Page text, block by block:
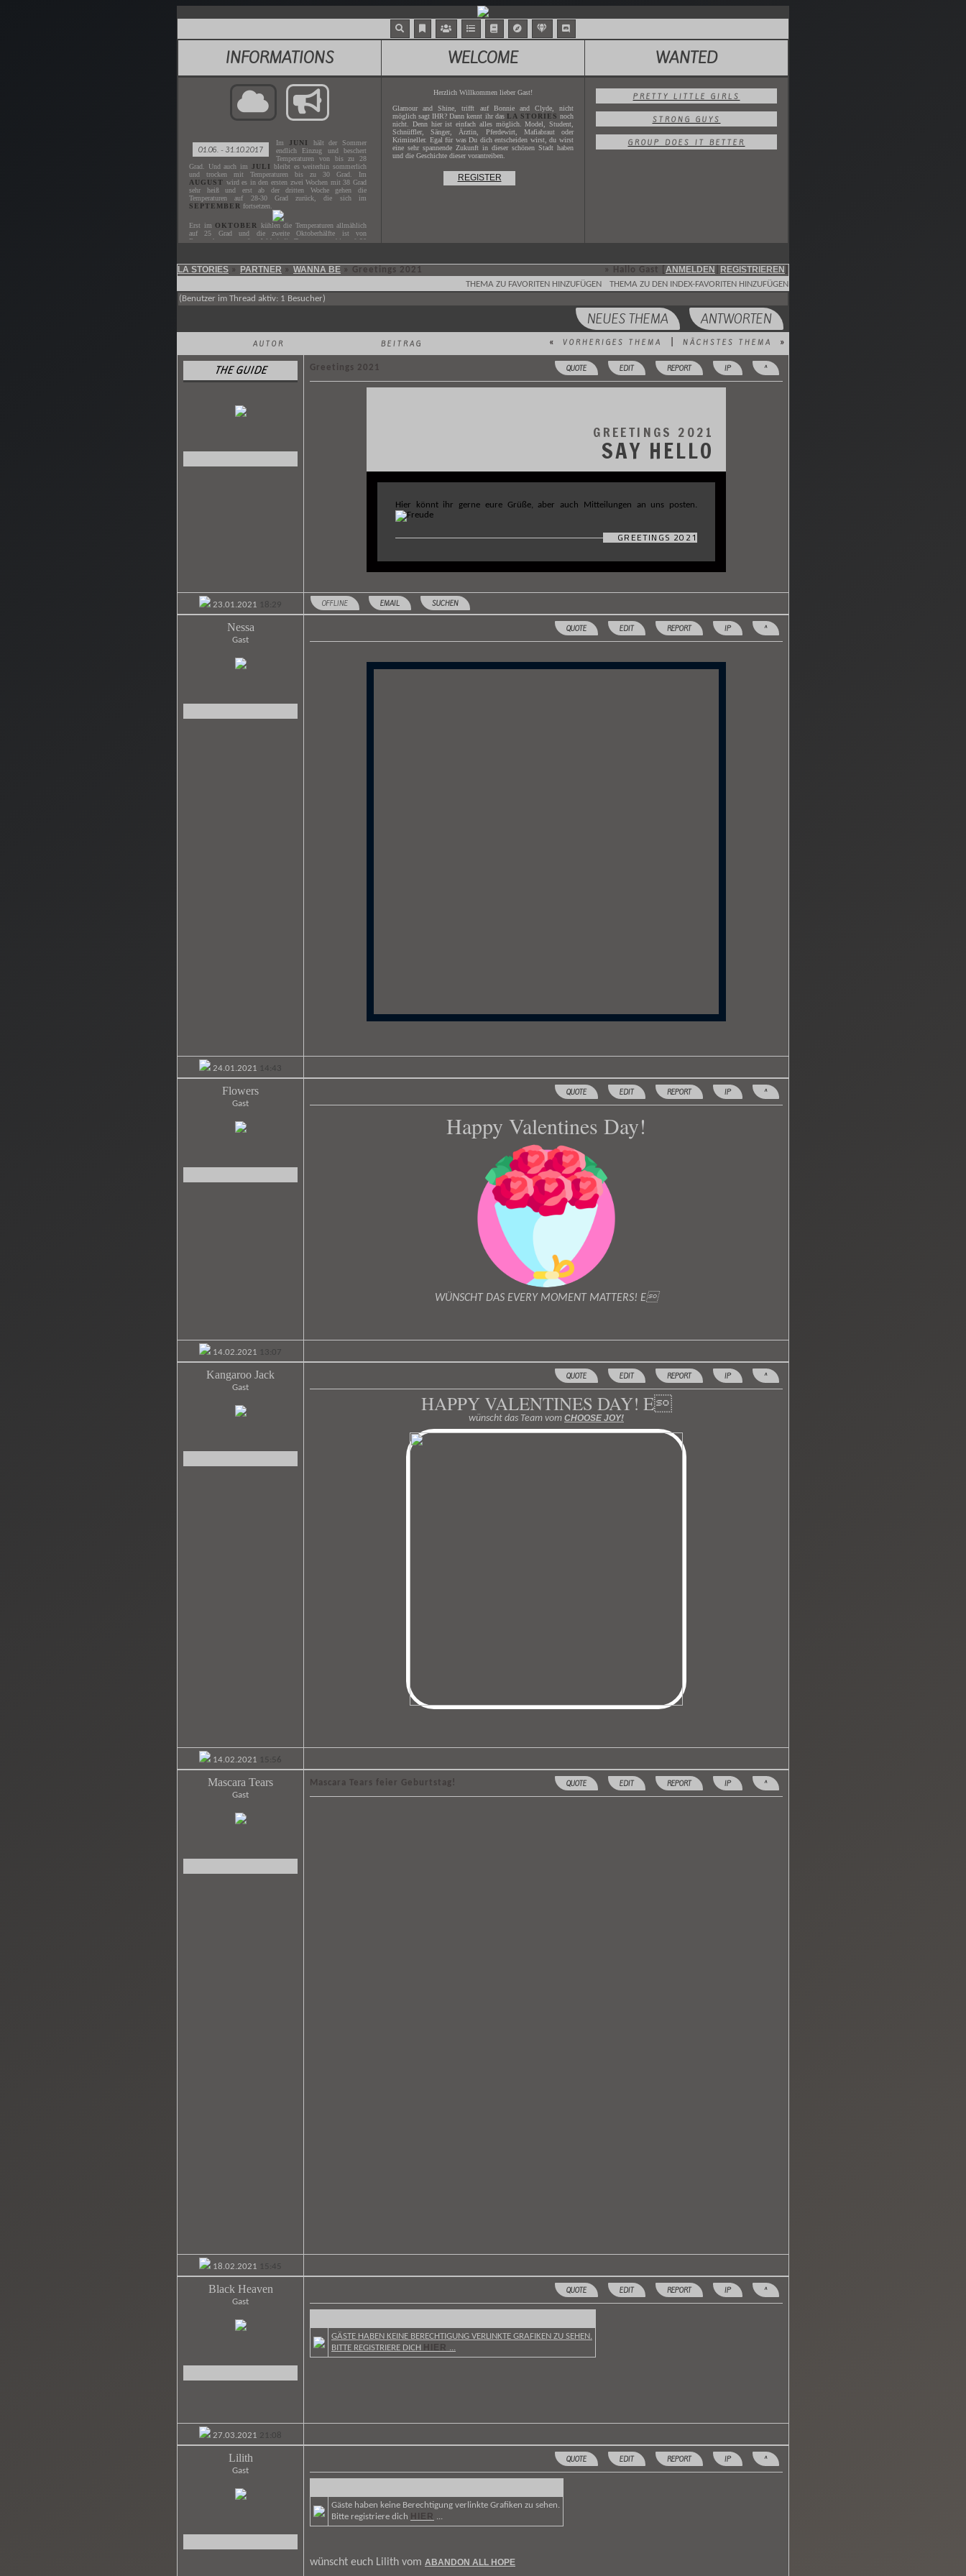
INFORMATIONS
01.06. - 31.10.2017
Im JUNI
hält der Sommer
endlich Einzug und beschert
Temperaturen von bis zu 28
Grad. Und auch im
JULI bleibt es weiterhin sommerlich
und trocken mit Temperaturen bis zu 30 Grad. Im
AUGUST wird es in den ersten zwei Wochen mit 38 Grad
sehr heiß und erst ab der dritten Woche gehen die
Temperaturen auf 28-30 Grad zurück, die sich im
SEPTEMBER fortsetzen.
Erst im OKTOBER
kühlen die Temperaturen allmählich
auf 25 Grad und die zweite Oktoberhälfte ist von
Regenschauern geprägt. Wobei die Temperaturen bis auf 20
Der nächsteZEITSPRUNGist inXX.XX.XXXX.
WELCOME
Herzlich Willkommen lieber Gast!
Glamour and Shine, trifft auf Bonnie and Clyde, nicht
möglich sagt IHR? Dann kennt ihr das LA STORIES noch
nicht. Denn hier ist einfach alles möglich. Model, Student,
Schnüffler, Sänger, Ärztin, Pferdewirt, Mafiabraut oder
Krimineller. Egal für was Du dich entscheiden wirst, du wirst
eine sehr spannende Zukunft in dieser schönen Stadt haben
und die Geschichte dieser vorantreiben.
REGISTER
WANTED
PRETTY LITTLE GIRLS
STRONG GUYS
GROUP DOES IT BETTER
LA STORIES » PARTNER » WANNA BE » Greetings 2021 » Hallo Gast [ ANMELDEN REGISTRIEREN
THEMA ZU FAVORITEN HINZUFÜGEN
THEMA ZU DEN INDEX-FAVORITEN HINZUFÜGEN
(Benutzer im Thread aktiv: 1 Besucher)
NEUES THEMA ANTWORTEN
AUTOR BEITRAG « VORHERIGES THEMA NÄCHSTES THEMA »
THE GUIDE Greetings 2021 QUOTE EDIT REPORT IP ^
GREETINGS 2021
SAY HELLO
Hier könnt ihr gerne eure Grüße, aber auch Mitteilungen an uns posten.
GREETINGS 2021
23.01.2021 18:29 OFFLINE EMAIL SUCHEN
Nessa
Gast
QUOTE EDIT REPORT IP ^
24.01.2021 14:43
Flowers
Gast
QUOTE EDIT REPORT IP ^
Happy Valentines Day!
WÜNSCHT DAS EVERY MOMENT MATTERS! E
14.02.2021 13:07
Kangaroo Jack
Gast
QUOTE EDIT REPORT IP ^
HAPPY VALENTINES DAY! E
wünscht das Team vom CHOOSE JOY!
14.02.2021 15:56
Mascara Tears
Gast
Mascara Tears feier Geburtstag! QUOTE EDIT REPORT IP ^
18.02.2021 15:45
Black Heaven
Gast
QUOTE EDIT REPORT IP ^
GÄSTE HABEN KEINE BERECHTIGUNG VERLINKTE GRAFIKEN ZU SEHEN.
BITTE REGISTRIERE DICH HIER ...
27.03.2021 21:08
Lilith
Gast
QUOTE EDIT REPORT IP ^
Gäste haben keine Berechtigung verlinkte Grafiken zu sehen.
Bitte registriere dich HIER ...
wünscht euch Lilith vom ABANDON ALL HOPE